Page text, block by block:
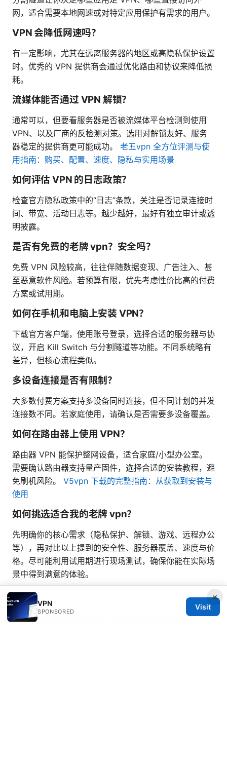
网，适合需要本地网速或对特定应用保护有需求的用户。
VPN 会降低网速吗？
有一定影响，尤其在远离服务器的地区或高隐私保护设置
时。优秀的 VPN 提供商会通过优化路由和协议来降低损
耗。
流媒体能否通过 VPN 解锁？
通常可以，但要看服务器是否被流媒体平台检测到使用
VPN、以及厂商的反检测对策。选用对解锁友好、服务
器稳定的提供商更可能成功。 老五vpn 全方位评测与使
用指南：购买、配置、速度、隐私与实用场景
如何评估 VPN 的日志政策？
检查官方隐私政策中的“日志”条款，关注是否记录连接时
间、带宽、活动日志等。越少越好，最好有独立审计或透
明披露。
是否有免费的老牌 vpn？安全吗？
免费 VPN 风险较高，往往伴随数据变现、广告注入、甚
至恶意软件风险。若预算有限，优先考虑性价比高的付费
方案或试用期。
如何在手机和电脑上安装 VPN？
下载官方客户端，使用账号登录，选择合适的服务器与协
议，开启 Kill Switch 与分割隧道等功能。不同系统略有
差异，但核心流程类似。
多设备连接是否有限制？
大多数付费方案支持多设备同时连接，但不同计划的并发
连接数不同。若家庭使用，请确认是否需要多设备覆盖。
如何在路由器上使用 VPN？
路由器 VPN 能保护整网设备，适合家庭/小型办公室。
需要确认路由器支持量产固件，选择合适的安装教程，避
免刷机风险。 V5vpn 下载的完整指南：从获取到安装与
使用
如何挑选适合我的老牌 vpn？
先明确你的核心需求（隐私保护、解锁、游戏、远程办公
等），再对比以上提到的安全性、服务器覆盖、速度与价
格。尽可能利用试用期进行现场测试，确保你能在实际场
景中得到满意的体验。
如果你对具体场景有疑问，或者想要我对比你当前的使用
×
VPN
SPONSORED
Visit